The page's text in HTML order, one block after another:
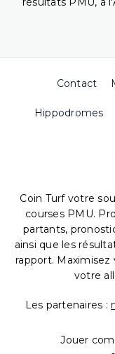
Contact
Hippodromes
Coin Turf votre
courses PMU.
partants,
ainsi que les
rapport. Maximisez
votre
Les partenaires :
Jouer